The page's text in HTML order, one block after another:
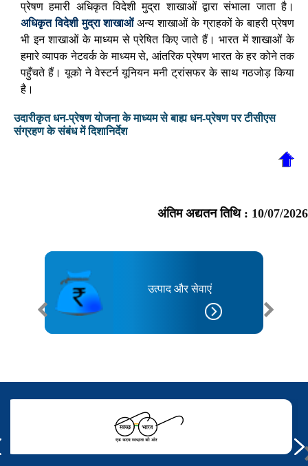
प्रेषण हमारी अधिकृत विदेशी मुद्रा शाखाओं द्वारा संभाला जाता है।
अधिकृत विदेशी मुद्रा शाखाओंअन्य शाखाओं के ग्राहकों के बाहरी प्रेषण
भी इन शाखाओं के माध्यम से प्रेषित किए जाते हैं। भारत में शाखाओं के
हमारे व्यापक नेटवर्क के माध्यम से, आंतरिक प्रेषण भारत के हर कोने तक
पहुँचते हैं। यूको ने वेस्टर्न यूनियन मनी ट्रांसफर के साथ गठजोड़ किया
है।
उदारीकृत धन-प्रेषण योजना के माध्यम से बाह्य धन-प्रेषण पर टीसीएस
संग्रहण के संबंध में दिशानिर्देश
अंतिम अद्यतन तिथि : 10/07/2026
उत्पाद और सेवाएं